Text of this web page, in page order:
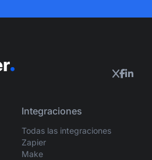
Integraciones
Todas las integraciones
Zapier
Make